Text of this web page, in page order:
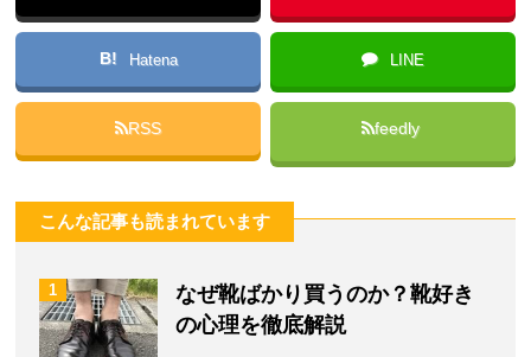
B! Hatena LINE
RSS feedly
こんな記事も読まれています
1
なぜ靴ばかり買うのか？靴好き
の心理を徹底解説